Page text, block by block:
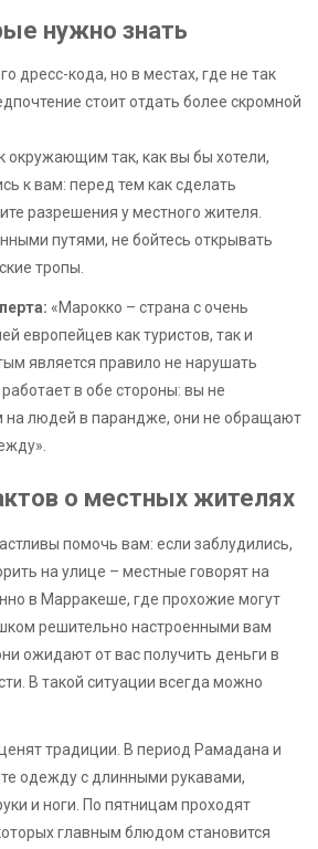
нужно знать
дресс-кода, но в местах, где не так
стоит отдать более скромной
окружающим так, как вы бы хотели,
к вам: перед тем как сделать
разрешения у местного жителя.
путями, не бойтесь открывать
тропы.
«Марокко – страна с очень
европейцев как туристов, так и
является правило не нарушать
в обе стороны: вы не
на людей в парандже, они не обращают
о местных жителях
помочь вам: если заблудились,
на улице – местные говорят на
в Марракеше, где прохожие могут
решительно настроенными вам
ожидают от вас получить деньги в
В такой ситуации всегда можно
традиции. В период Рамадана и
одежду с длинными рукавами,
и ноги. По пятницам проходят
главным блюдом становится